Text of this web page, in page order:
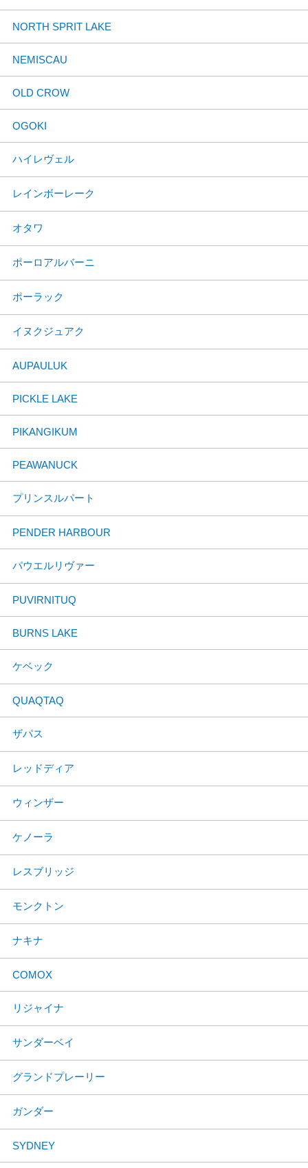
NORTH SPRIT LAKE
NEMISCAU
OLD CROW
OGOKI
ハイレヴェル
レインボーレーク
オタワ
ポーロアルバーニ
ポーラック
イヌクジュアク
AUPAULUK
PICKLE LAKE
PIKANGIKUM
PEAWANUCK
プリンスルパート
PENDER HARBOUR
パウエルリヴァー
PUVIRNITUQ
BURNS LAKE
ケベック
QUAQTAQ
ザパス
レッドディア
ウィンザー
ケノーラ
レスブリッジ
モンクトン
ナキナ
COMOX
リジャイナ
サンダーベイ
グランドプレーリー
ガンダー
SYDNEY